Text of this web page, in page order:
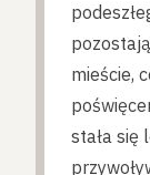
mieście,
stała się